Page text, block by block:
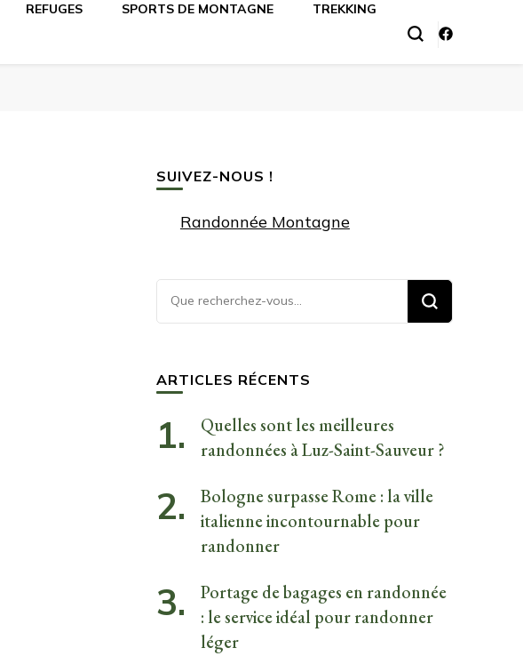
REFUGES SPORTS DE MONTAGNE TREKKING
SUIVEZ-NOUS !
Randonnée Montagne
Vous
recherchiez
ARTICLES RÉCENTS
Quelles sont les meilleures
randonnées à Luz-Saint-Sauveur ?
Bologne surpasse Rome : la ville
italienne incontournable pour
randonner
Portage de bagages en randonnée
: le service idéal pour randonner
léger